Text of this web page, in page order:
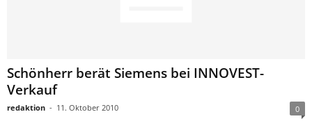
Schönherr berät Siemens bei INNOVEST-
Verkauf
redaktion - 11. Oktober 2010 0